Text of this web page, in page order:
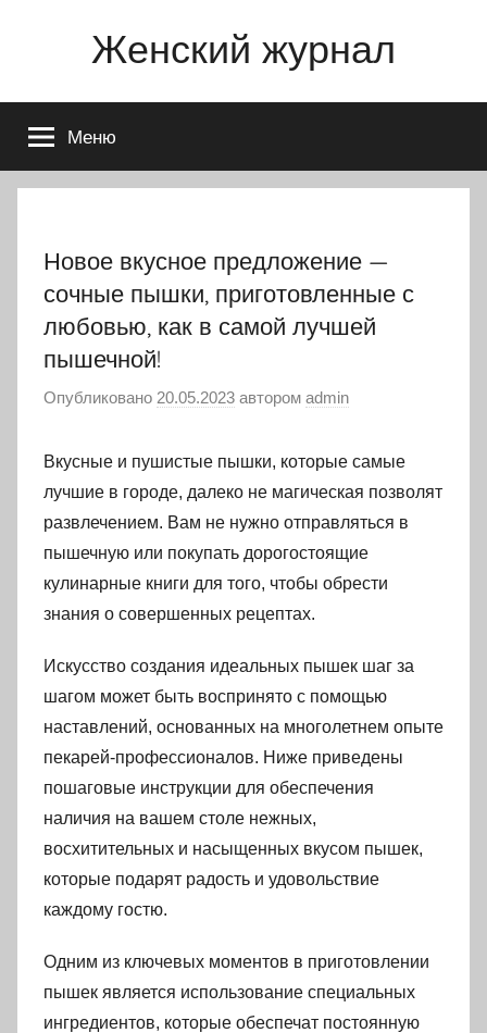
Женский журнал
Меню
Новое вкусное предложение —
сочные пышки, приготовленные с
любовью, как в самой лучшей
пышечной!
Опубликовано 20.05.2023 автором admin
Вкусные и пушистые пышки, которые самые
лучшие в городе, далеко не магическая позволят
развлечением. Вам не нужно отправляться в
пышечную или покупать дорогостоящие
кулинарные книги для того, чтобы обрести
знания о совершенных рецептах.
Искусство создания идеальных пышек шаг за
шагом может быть воспринято с помощью
наставлений, основанных на многолетнем опыте
пекарей-профессионалов. Ниже приведены
пошаговые инструкции для обеспечения
наличия на вашем столе нежных,
восхитительных и насыщенных вкусом пышек,
которые подарят радость и удовольствие
каждому гостю.
Одним из ключевых моментов в приготовлении
пышек является использование специальных
ингредиентов, которые обеспечат постоянную